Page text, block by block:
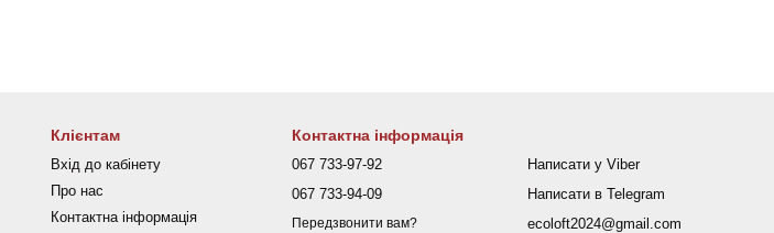
Клієнтам
Вхід до кабінету
Про нас
Контактна інформація
Контактна інформація
067 733-97-92
067 733-94-09
Передзвонити вам?
Написати у Viber
Написати в Telegram
ecoloft2024@gmail.com